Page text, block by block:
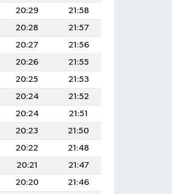
20:29
21:58
20:28
21:57
20:27
21:56
20:26
21:55
20:25
21:53
20:24
21:52
20:24
21:51
20:23
21:50
20:22
21:48
20:21
21:47
20:20
21:46